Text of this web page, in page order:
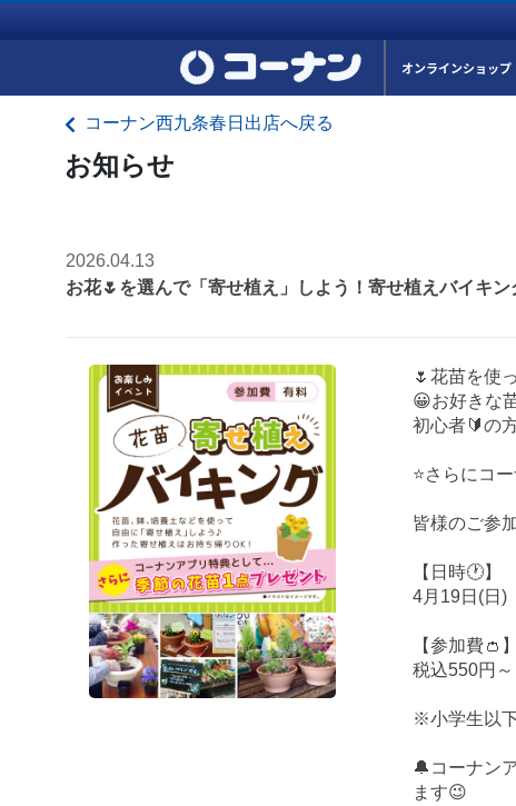
オンラインショップ
コーナン西九条春日出店へ戻る
お知らせ
2026.04.13
お花🌷を選んで「寄せ植え」しよう！寄せ植えバイキン
🌷花苗を使
😀お好きな
初心者🔰の
⭐さらにコ
皆様のご参
【日時🕐】
4月19日(
【参加費👛】
税込550円～
※小学生以
🔔コーナン
ます😉